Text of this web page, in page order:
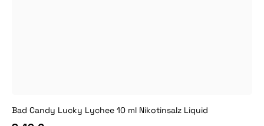
Bad Candy Lucky Lychee 10 ml Nikotinsalz Liquid